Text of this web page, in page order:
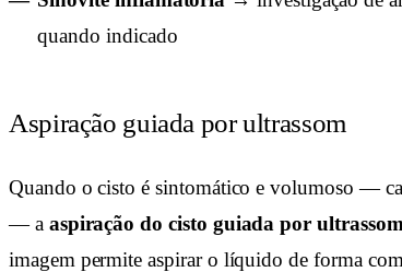
quando indicado
Aspiração guiada por ultrassom
Quando o cisto é sintomático e volumoso —
— a aspiração do cisto guiada por ultrassom
imagem permite aspirar o líquido de forma